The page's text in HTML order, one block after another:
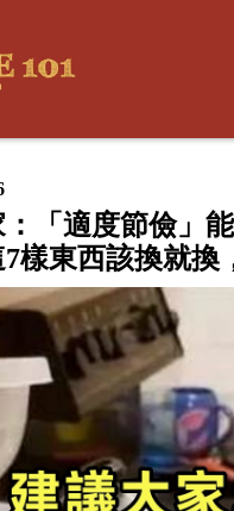
「適度節儉」
樣東西該換就換